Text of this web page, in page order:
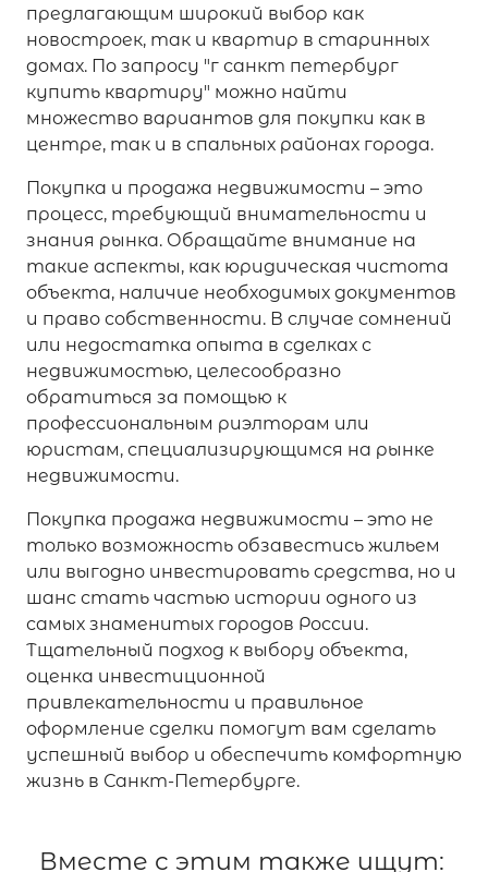
предлагающим широкий выбор как
новостроек, так и квартир в старинных
домах. По запросу "г санкт петербург
купить квартиру" можно найти
множество вариантов для покупки как в
центре, так и в спальных районах города.
Покупка и продажа недвижимости – это
процесс, требующий внимательности и
знания рынка. Обращайте внимание на
такие аспекты, как юридическая чистота
объекта, наличие необходимых документов
и право собственности. В случае сомнений
или недостатка опыта в сделках с
недвижимостью, целесообразно
обратиться за помощью к
профессиональным риэлторам или
юристам, специализирующимся на рынке
недвижимости.
Покупка продажа недвижимости – это не
только возможность обзавестись жильем
или выгодно инвестировать средства, но и
шанс стать частью истории одного из
самых знаменитых городов России.
Тщательный подход к выбору объекта,
оценка инвестиционной
привлекательности и правильное
оформление сделки помогут вам сделать
успешный выбор и обеспечить комфортную
жизнь в Санкт-Петербурге.
Вместе с этим также ищут: